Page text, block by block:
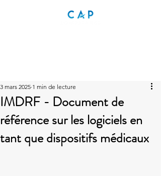
IMDRF - Document de
référence sur les logiciels en
tant que dispositifs médicaux
3 mars 2025 1 min de lecture